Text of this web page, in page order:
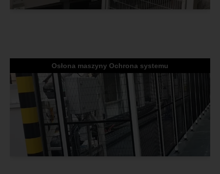
Osłona maszyny Ochrona systemu